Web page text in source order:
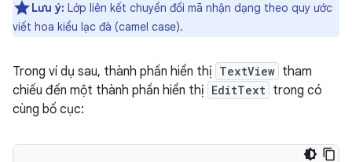
Lưu ý: Lớp liên kết chuyển đổi mã nhận dạng theo quy ước
viết hoa kiểu lạc đà (camel case).
Trong ví dụ sau, thành phần hiển thị TextView tham
chiếu đến một thành phần hiển thị EditText trong có
cùng bố cục: